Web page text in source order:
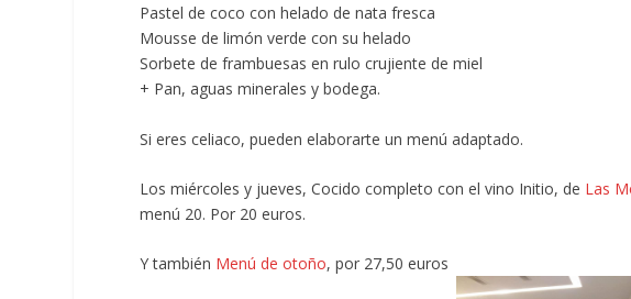
Pastel de coco con helado de nata fresca
Mousse de limón verde con su helado
Sorbete de frambuesas en rulo crujiente de miel
+ Pan, aguas minerales y bodega.
Si eres celiaco, pueden elaborarte un menú adaptado.
Los miércoles y jueves, Cocido completo con el vino Initio, de Las
menú 20. Por 20 euros.
Y también Menú de otoño, por 27,50 euros